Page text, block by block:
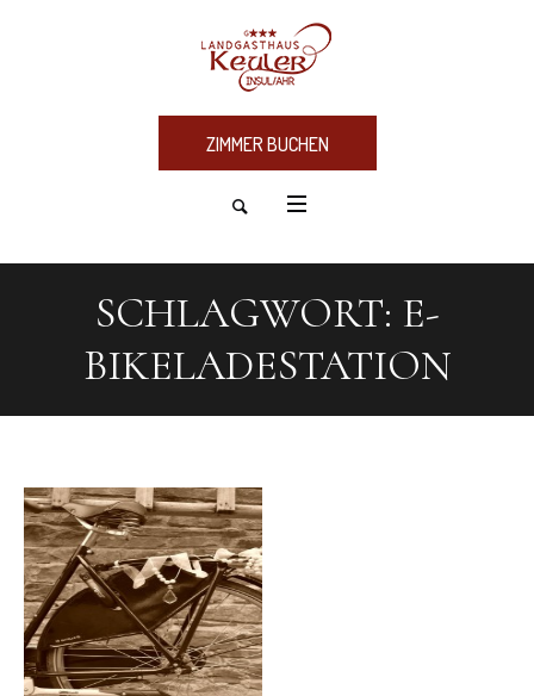
ZIMMER BUCHEN
SCHLAGWORT: E-
BIKELADESTATION